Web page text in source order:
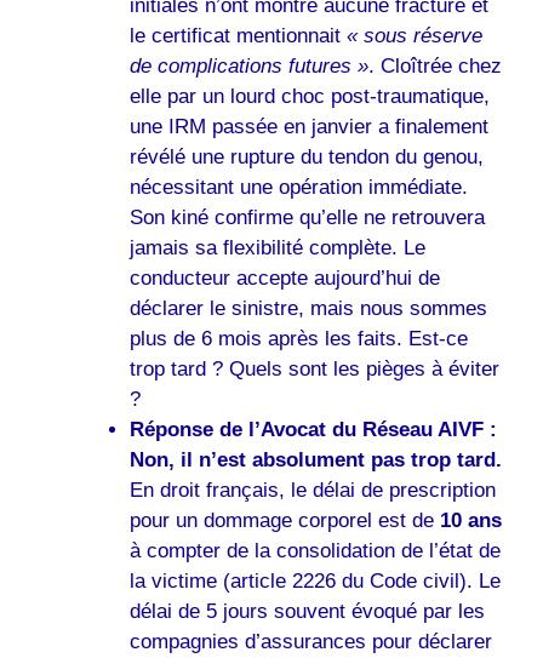
initiales n’ont montré aucune fracture et
le certificat mentionnait « sous réserve
de complications futures ». Cloîtrée chez
elle par un lourd choc post-traumatique,
une IRM passée en janvier a finalement
révélé une rupture du tendon du genou,
nécessitant une opération immédiate.
Son kiné confirme qu’elle ne retrouvera
jamais sa flexibilité complète. Le
conducteur accepte aujourd’hui de
déclarer le sinistre, mais nous sommes
plus de 6 mois après les faits. Est-ce
trop tard ? Quels sont les pièges à éviter
?
Réponse de l’Avocat du Réseau AIVF :
Non, il n’est absolument pas trop tard.
En droit français, le délai de prescription
pour un dommage corporel est de 10 ans
à compter de la consolidation de l’état de
la victime (article 2226 du Code civil). Le
délai de 5 jours souvent évoqué par les
compagnies d’assurances pour déclarer